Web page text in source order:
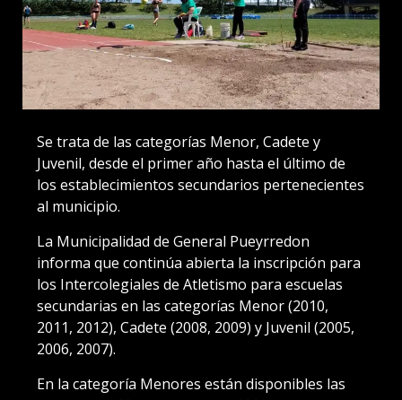
Se trata de las categorías Menor, Cadete y
Juvenil, desde el primer año hasta el último de
los establecimientos secundarios pertenecientes
al municipio.
La Municipalidad de General Pueyrredon
informa que continúa abierta la inscripción para
los Intercolegiales de Atletismo para escuelas
secundarias en las categorías Menor (2010,
2011, 2012), Cadete (2008, 2009) y Juvenil (2005,
2006, 2007).
En la categoría Menores están disponibles las